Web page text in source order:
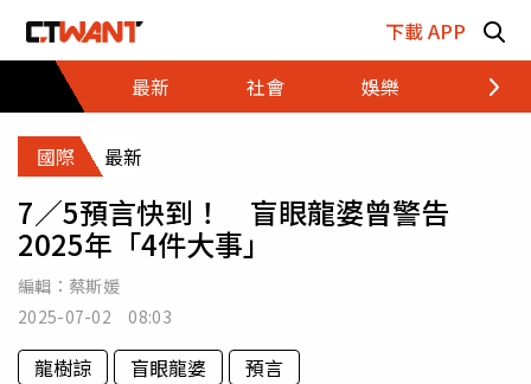
下載 APP
最新
社會 娛樂 財經
國際 最新
7／5預言快到！ 盲眼龍婆曾警告
2025年「4件大事」
編輯： 蔡斯媛
2025-07-02 08:03
龍樹諒 盲眼龍婆 預言